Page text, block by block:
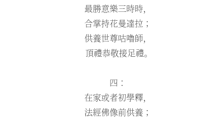
最勝意樂三時時，
合掌持花曼達拉；
供養世尊咕嚕師，
頂禮恭敬接足禮。
四：
在家或者初學釋，
法經佛像前供養；